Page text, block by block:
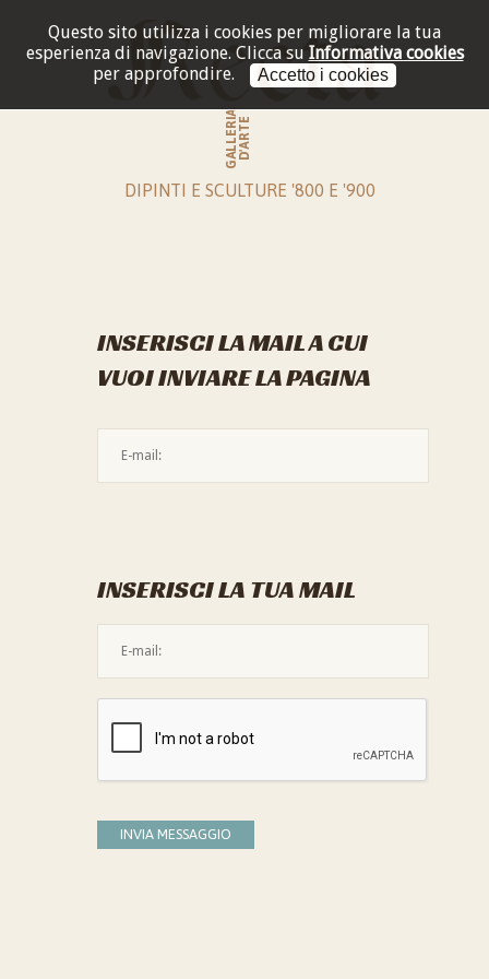
Questo sito utilizza i cookies per migliorare la tua
esperienza di navigazione. Clicca su Informativa cookies
per approfondire.
Accetto i cookies
GALLERIAD'ARTE
DIPINTI E SCULTURE '800 E '900
INSERISCI LA MAIL A CUI
VUOI INVIARE LA PAGINA
INSERISCI LA TUA MAIL
INVIA MESSAGGIO